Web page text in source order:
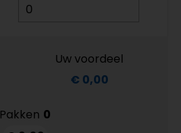
Uw voordeel
€ 0,00
Pakken 0